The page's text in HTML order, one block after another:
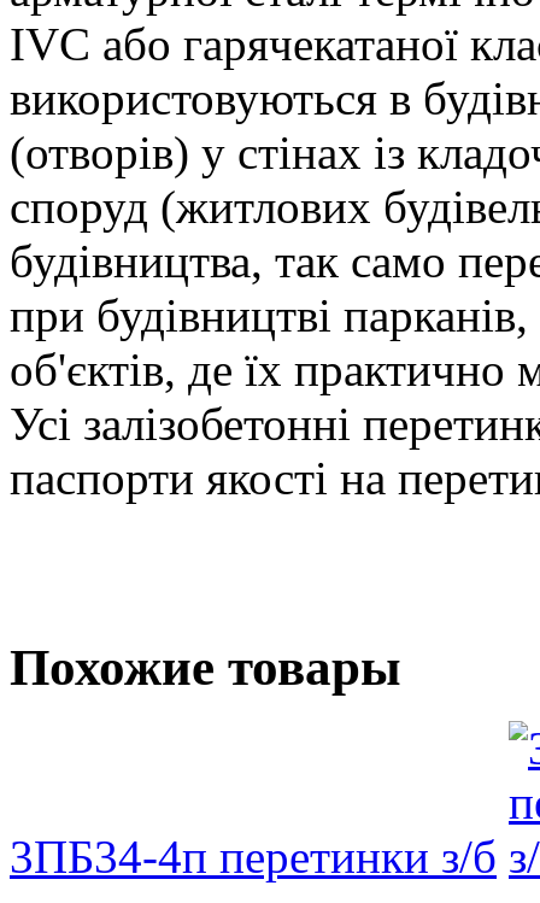
IVC або гарячекатаної
використовуються в
(отворів) у стінах із
споруд (житлових
будівництва, так само
при будівництві
об'єктів, де їх практично
Усі залізобетонні
паспорти якості на
Похожие товары
3ПБ34-4п перетинки з/б